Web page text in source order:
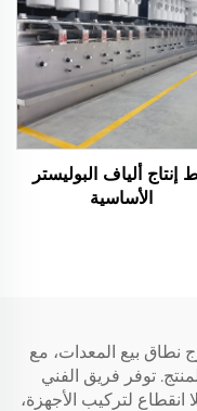
إنتاج ألياف البوليستر
الأساسية
نطاق بيع المعدات، مع
توفر فريق الفني
انقطاع لتركيب الأجهزة،